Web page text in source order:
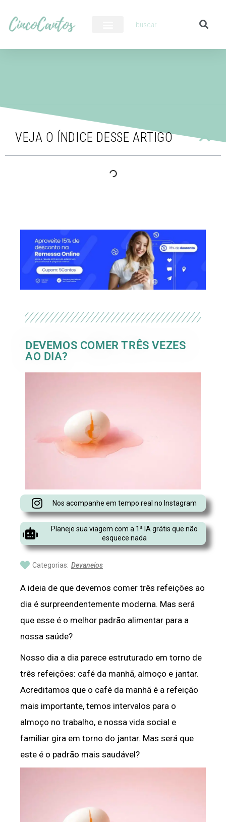
VEJA O ÍNDICE DESSE ARTIGO
DEVEMOS COMER TRÊS VEZES
AO DIA?
Nos acompanhe em tempo real no Instagram
Planeje sua viagem com a 1ª IA grátis que não
esquece nada
Categorias: Devaneios
A ideia de que devemos comer três refeições ao
dia é surpreendentemente moderna. Mas será
que esse é o melhor padrão alimentar para a
nossa saúde?
Nosso dia a dia parece estruturado em torno de
três refeições: café da manhã, almoço e jantar.
Acreditamos que o café da manhã é a refeição
mais importante, temos intervalos para o
almoço no trabalho, e nossa vida social e
familiar gira em torno do jantar. Mas será que
este é o padrão mais saudável?